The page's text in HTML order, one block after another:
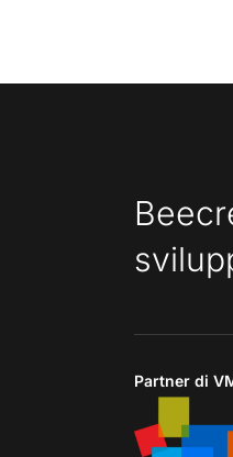
Partner di